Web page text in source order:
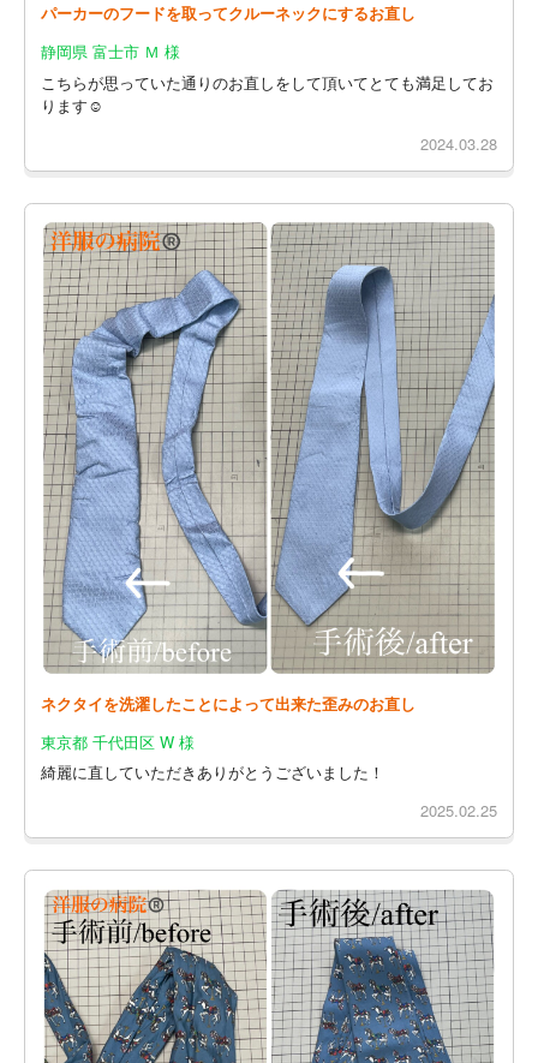
パーカーのフードを取ってクルーネックにするお直し
静岡県 富士市 Ｍ 様
こちらが思っていた通りのお直しをして頂いてとても満足してお
ります☺️
2024.03.28
ネクタイを洗濯したことによって出来た歪みのお直し
東京都 千代田区 W 様
綺麗に直していただきありがとうございました！
2025.02.25